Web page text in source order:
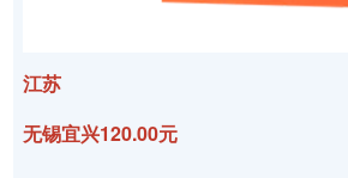
江苏
无锡宜兴120.00元